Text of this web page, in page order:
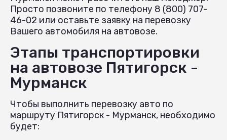
Просто позвоните по телефону 8 (800) 707-
46-02 или оставьте заявку на перевозку
Вашего автомобиля на автовозе.
Этапы транспортировки
на автовозе Пятигорск -
Мурманск
Чтобы выполнить перевозку авто по
маршруту Пятигорск - Мурманск, необходимо
будет: